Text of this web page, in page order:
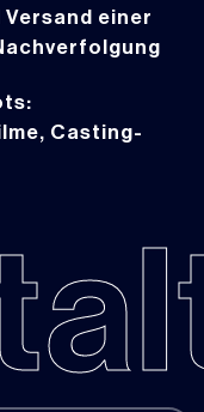
einer
Casting-